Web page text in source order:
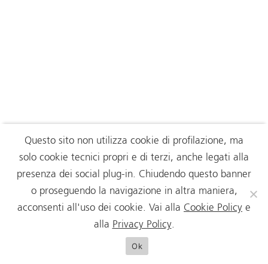
Questo sito non utilizza cookie di profilazione, ma
solo cookie tecnici propri e di terzi, anche legati alla
presenza dei social plug-in. Chiudendo questo banner
o proseguendo la navigazione in altra maniera,
acconsenti all'uso dei cookie. Vai alla Cookie Policy e
alla Privacy Policy.
Ok